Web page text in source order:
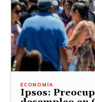
ECONOMÍA
Ipsos: